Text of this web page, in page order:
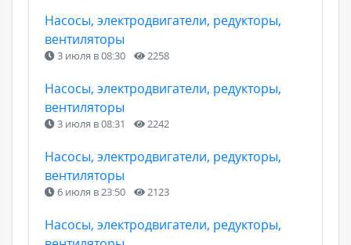
Насосы, электродвигатели, редукторы,
вентиляторы
3 июля в 08:30 2258
Насосы, электродвигатели, редукторы,
вентиляторы
3 июля в 08:31 2242
Насосы, электродвигатели, редукторы,
вентиляторы
6 июля в 23:50 2123
Насосы, электродвигатели, редукторы,